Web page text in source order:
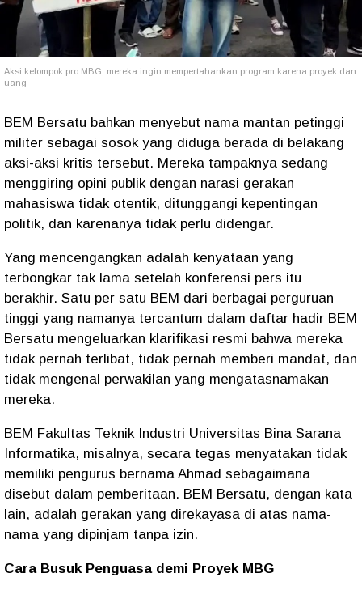
Aksi kelompok pro MBG, mereka ingin mempertahankan program karena proyek dan
uang
BEM Bersatu bahkan menyebut nama mantan petinggi
militer sebagai sosok yang diduga berada di belakang
aksi-aksi kritis tersebut. Mereka tampaknya sedang
menggiring opini publik dengan narasi gerakan
mahasiswa tidak otentik, ditunggangi kepentingan
politik, dan karenanya tidak perlu didengar.
Yang mencengangkan adalah kenyataan yang
terbongkar tak lama setelah konferensi pers itu
berakhir. Satu per satu BEM dari berbagai perguruan
tinggi yang namanya tercantum dalam daftar hadir BEM
Bersatu mengeluarkan klarifikasi resmi bahwa mereka
tidak pernah terlibat, tidak pernah memberi mandat, dan
tidak mengenal perwakilan yang mengatasnamakan
mereka.
BEM Fakultas Teknik Industri Universitas Bina Sarana
Informatika, misalnya, secara tegas menyatakan tidak
memiliki pengurus bernama Ahmad sebagaimana
disebut dalam pemberitaan. BEM Bersatu, dengan kata
lain, adalah gerakan yang direkayasa di atas nama-
nama yang dipinjam tanpa izin.
Cara Busuk Penguasa demi Proyek MBG